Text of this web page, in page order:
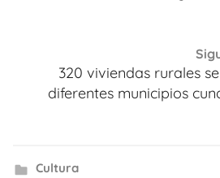
320 viviendas rurales
diferentes municipios
Cultura